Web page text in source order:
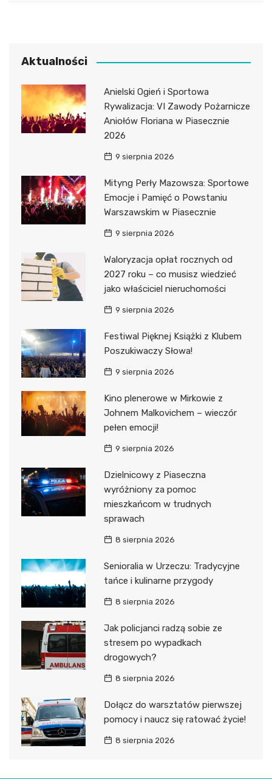
Aktualności
Anielski Ogień i Sportowa
Rywalizacja: VI Zawody Pożarnicze
Aniołów Floriana w Piasecznie
2026
9 sierpnia 2026
Mityng Perły Mazowsza: Sportowe
Emocje i Pamięć o Powstaniu
Warszawskim w Piasecznie
9 sierpnia 2026
Waloryzacja opłat rocznych od
2027 roku – co musisz wiedzieć
jako właściciel nieruchomości
9 sierpnia 2026
Festiwal Pięknej Książki z Klubem
Poszukiwaczy Słowa!
9 sierpnia 2026
Kino plenerowe w Mirkowie z
Johnem Malkovichem – wieczór
pełen emocji!
9 sierpnia 2026
Dzielnicowy z Piaseczna
wyróżniony za pomoc
mieszkańcom w trudnych
sprawach
8 sierpnia 2026
Senioralia w Urzeczu: Tradycyjne
tańce i kulinarne przygody
8 sierpnia 2026
Jak policjanci radzą sobie ze
stresem po wypadkach
drogowych?
8 sierpnia 2026
Dołącz do warsztatów pierwszej
pomocy i naucz się ratować życie!
8 sierpnia 2026